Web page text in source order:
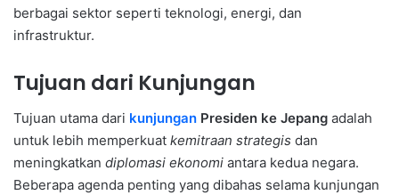
berbagai sektor seperti teknologi, energi, dan
infrastruktur.
Tujuan dari Kunjungan
Tujuan utama dari kunjungan Presiden ke Jepang adalah
untuk lebih memperkuat kemitraan strategis dan
meningkatkan diplomasi ekonomi antara kedua negara.
Beberapa agenda penting yang dibahas selama kunjungan